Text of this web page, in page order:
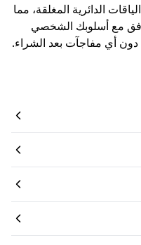
الدائرية المغلقة، مما
مع أسلوبك الشخصي
أي مفاجآت بعد الشراء.